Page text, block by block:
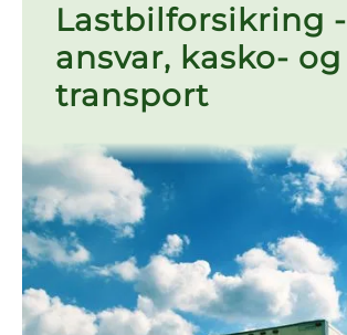
Lastbilforsikring -
ansvar, kasko- og
transport